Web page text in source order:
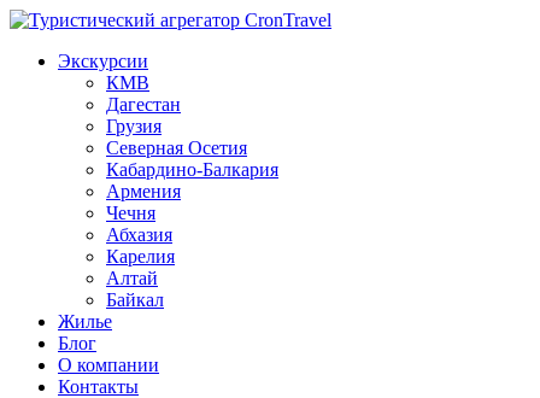
Экскурсии
КМВ
Дагестан
Грузия
Северная Осетия
Кабардино-Балкария
Армения
Чечня
Абхазия
Карелия
Алтай
Байкал
Жилье
Блог
О компании
Контакты